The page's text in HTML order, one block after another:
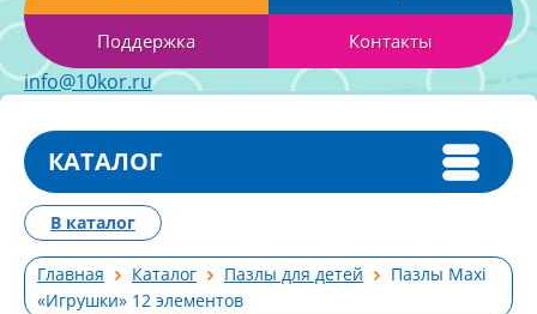
Поддержка Контакты
info@10kor.ru
КАТАЛОГ
Главная Каталог Пазлы для детей
Пазлы Maxi
«Игрушки» 12 элементов
В каталог